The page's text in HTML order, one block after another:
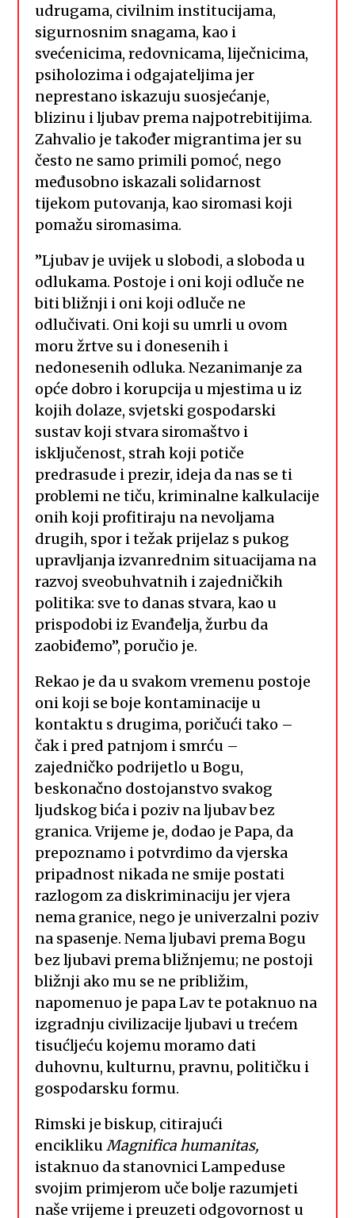
udrugama, civilnim institucijama,
sigurnosnim snagama, kao i
svećenicima, redovnicama, liječnicima,
psiholozima i odgajateljima jer
neprestano iskazuju suosjećanje,
blizinu i ljubav prema najpotrebitijima.
Zahvalio je također migrantima jer su
često ne samo primili pomoć, nego
međusobno iskazali solidarnost
tijekom putovanja, kao siromasi koji
pomažu siromasima.
”Ljubav je uvijek u slobodi, a sloboda u
odlukama. Postoje i oni koji odluče ne
biti bližnji i oni koji odluče ne
odlučivati. Oni koji su umrli u ovom
moru žrtve su i donesenih i
nedonesenih odluka. Nezanimanje za
opće dobro i korupcija u mjestima u iz
kojih dolaze, svjetski gospodarski
sustav koji stvara siromaštvo i
isključenost, strah koji potiče
predrasude i prezir, ideja da nas se ti
problemi ne tiču, kriminalne kalkulacije
onih koji profitiraju na nevoljama
drugih, spor i težak prijelaz s pukog
upravljanja izvanrednim situacijama na
razvoj sveobuhvatnih i zajedničkih
politika: sve to danas stvara, kao u
prispodobi iz Evanđelja, žurbu da
zaobiđemo”, poručio je.
Rekao je da u svakom vremenu postoje
oni koji se boje kontaminacije u
kontaktu s drugima, poričući tako –
čak i pred patnjom i smrću –
zajedničko podrijetlo u Bogu,
beskonačno dostojanstvo svakog
ljudskog bića i poziv na ljubav bez
granica. Vrijeme je, dodao je Papa, da
prepoznamo i potvrdimo da vjerska
pripadnost nikada ne smije postati
razlogom za diskriminaciju jer vjera
nema granice, nego je univerzalni poziv
na spasenje. Nema ljubavi prema Bogu
bez ljubavi prema bližnjemu; ne postoji
bližnji ako mu se ne približim,
napomenuo je papa Lav te potaknuo na
izgradnju civilizacije ljubavi u trećem
tisućljeću kojemu moramo dati
duhovnu, kulturnu, pravnu, političku i
gospodarsku formu.
Rimski je biskup, citirajući
enciklikuMagnifica humanitas,
istaknuo da stanovnici Lampeduse
svojim primjerom uče bolje razumjeti
naše vrijeme i preuzeti odgovornost u